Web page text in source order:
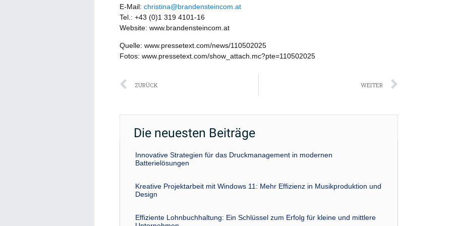
E-Mail: christina@brandensteincom.at
Tel.: +43 (0)1 319 4101-16
Website: www.brandensteincom.at
Quelle: www.pressetext.com/news/110502025
Fotos: www.pressetext.com/show_attach.mc?pte=110502025
Zurück
ZURÜCK WEITER
Die neuesten Beiträge
Innovative Strategien für das Druckmanagement in modernen
Batterielösungen
Kreative Projektarbeit mit Windows 11: Mehr Effizienz in Musikproduktion und
Design
Effiziente Lohnbuchhaltung: Ein Schlüssel zum Erfolg für kleine und mittlere